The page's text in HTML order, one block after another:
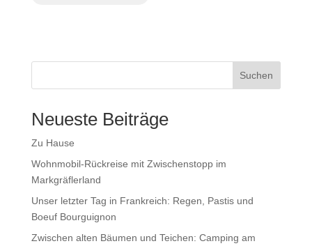
Suchen
Neueste Beiträge
Zu Hause
Wohnmobil-Rückreise mit Zwischenstopp im
Markgräflerland
Unser letzter Tag in Frankreich: Regen, Pastis und
Boeuf Bourguignon
Zwischen alten Bäumen und Teichen: Camping am